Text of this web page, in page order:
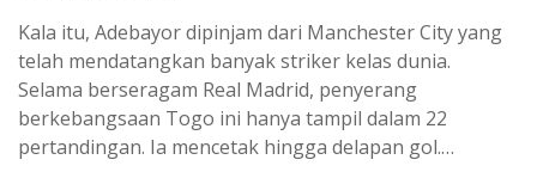
Kala itu, Adebayor dipinjam dari Manchester City yang
telah mendatangkan banyak striker kelas dunia.
Selama berseragam Real Madrid, penyerang
berkebangsaan Togo ini hanya tampil dalam 22
pertandingan. Ia mencetak hingga delapan gol.…